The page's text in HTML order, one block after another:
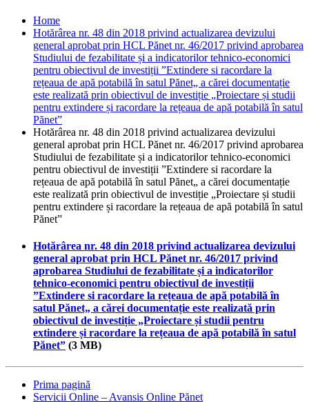
Home
Hotărârea nr. 48 din 2018 privind actualizarea devizului
general aprobat prin HCL Pănet nr. 46/2017 privind aprobarea
Studiului de fezabilitate și a indicatorilor tehnico-economici
pentru obiectivul de investiții ”Extindere si racordare la
rețeaua de apă potabilă în satul Pănet„ a cărei documentație
este realizată prin obiectivul de investiție „Proiectare și studii
pentru extindere și racordare la rețeaua de apă potabilă în satul
Pănet”
Hotărârea nr. 48 din 2018 privind actualizarea devizului
general aprobat prin HCL Pănet nr. 46/2017 privind aprobarea
Studiului de fezabilitate și a indicatorilor tehnico-economici
pentru obiectivul de investiții ”Extindere si racordare la
rețeaua de apă potabilă în satul Pănet„ a cărei documentație
este realizată prin obiectivul de investiție „Proiectare și studii
pentru extindere și racordare la rețeaua de apă potabilă în satul
Pănet”
Hotărârea nr. 48 din 2018 privind actualizarea devizului
general aprobat prin HCL Pănet nr. 46/2017 privind
aprobarea Studiului de fezabilitate și a indicatorilor
tehnico-economici pentru obiectivul de investiții
”Extindere si racordare la rețeaua de apă potabilă în
satul Pănet„ a cărei documentație este realizată prin
obiectivul de investiție „Proiectare și studii pentru
extindere și racordare la rețeaua de apă potabilă în satul
Pănet” (3 MB)
Prima pagină
Servicii Online – Avansis Online Pănet